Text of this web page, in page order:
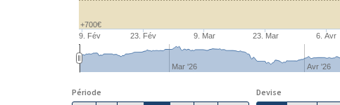
9. Fév 23. Fév 9. Mar 23. Mar 6. Avr
Mar '26 Avr '26
+700€
Période
Devise